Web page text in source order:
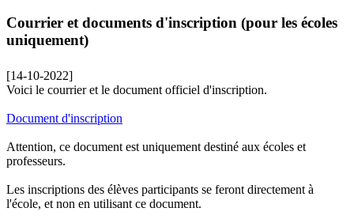
Courrier et documents d'inscription (pour les écoles
uniquement)
[14-10-2022]
Voici le courrier et le document officiel d'inscription.
Document d'inscription
Attention, ce document est uniquement destiné aux écoles et
professeurs.
Les inscriptions des élèves participants se feront directement à
l'école, et non en utilisant ce document.